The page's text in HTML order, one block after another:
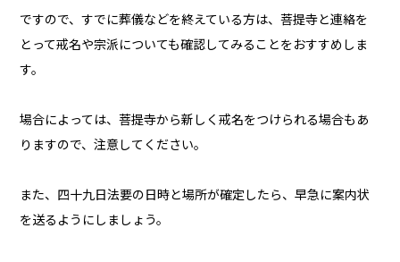
ですので、すでに葬儀などを終えている方は、菩提寺と連絡を
とって戒名や宗派についても確認してみることをおすすめしま
す。
場合によっては、菩提寺から新しく戒名をつけられる場合もあ
りますので、注意してください。
また、四十九日法要の日時と場所が確定したら、早急に案内状
を送るようにしましょう。